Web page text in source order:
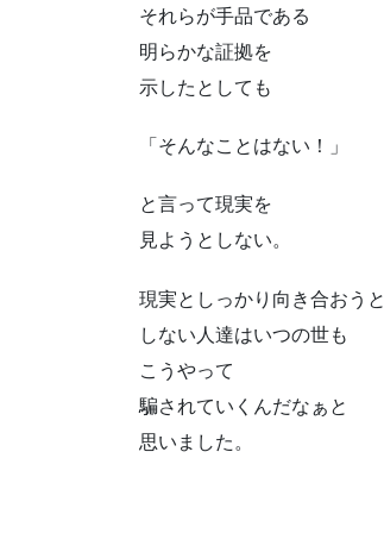
それらが手品である
明らかな証拠を
示したとしても
「そんなことはない！」
と言って現実を
見ようとしない。
現実としっかり向き合おうと
しない人達はいつの世も
こうやって
騙されていくんだなぁと
思いました。